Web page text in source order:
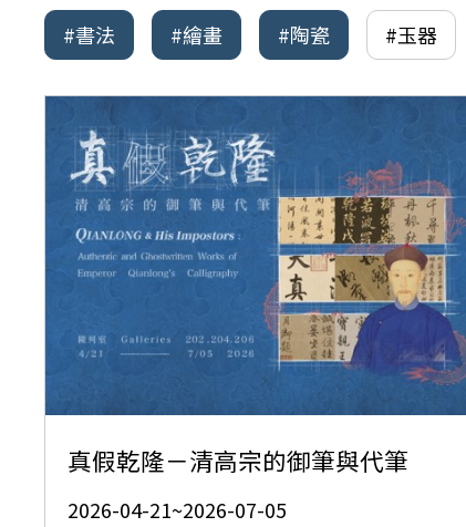
#書法 #繪畫 #陶瓷 #玉器
真假乾隆－清高宗的御筆與代筆
2026-04-21~2026-07-05